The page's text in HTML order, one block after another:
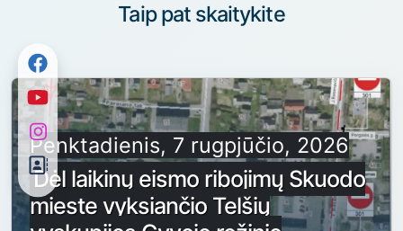
Taip pat skaitykite
Penktadienis, 7 rugpjūčio, 2026
Dėl laikinų eismo ribojimų Skuodo
mieste vyksiančio Telšių